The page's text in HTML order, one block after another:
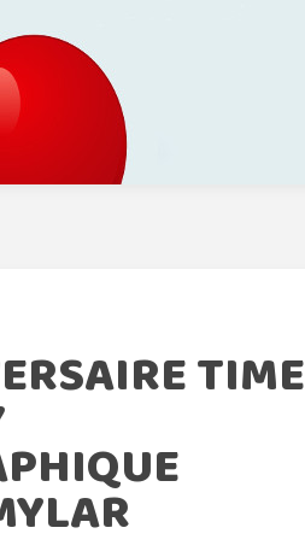
TIME